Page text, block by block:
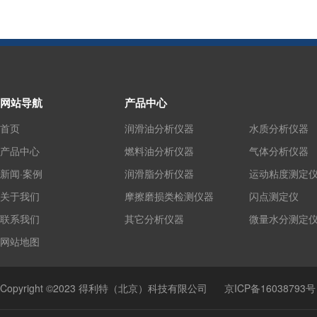
网站导航
首页
产品中心
新闻·案例
关于我们
联系我们
网站地图
产品中心
润滑油分析仪器
燃料油分析仪器
润滑脂分析仪器
摩擦磨损类检测仪器
其它分析仪器
水质分析仪器
气体分析仪器
运动粘度测定
闪点测定仪
微量水分测定
Copyright ©2023 得利特（北京）科技有限公司 京ICP备16038793号